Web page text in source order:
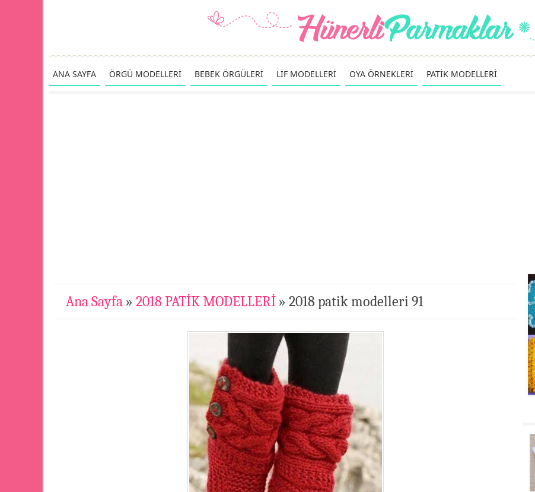
ANA SAYFA ÖRGÜ MODELLERİ BEBEK ÖRGÜLERİ LİF MODELLERİ OYA ÖRNEKLERİ PATİK MODELLERİ
Ana Sayfa» 2018 PATİK MODELLERİ» 2018 patik modelleri 91